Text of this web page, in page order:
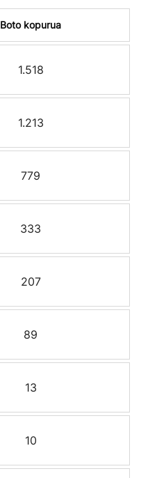
Boto kopurua
1.518
1.213
779
333
207
89
13
10